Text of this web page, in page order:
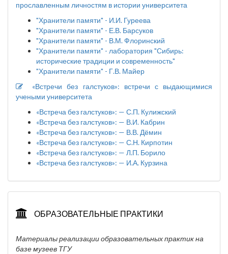
прославленным личностям в истории университета
"Хранители памяти" - И.И. Гуреева
"Хранители памяти" - Е.В. Барсуков
"Хранители памяти" - В.М. Флоринский
"Хранители памяти" - лаборатория "Сибирь:
исторические традиции и современность"
"Хранители памяти" - Г.В. Майер
«Встречи без галстуков»: встречи с выдающимися
учеными университета
«Встреча без галстуков»: — С.П. Кулижский
«Встреча без галстуков»: — В.И. Кабрин
«Встреча без галстуков»: — В.В. Дёмин
«Встреча без галстуков»: — С.Н. Кирпотин
«Встреча без галстуков»: — Л.П. Борило
«Встреча без галстуков»: — И.А. Курзина
ОБРАЗОВАТЕЛЬНЫЕ ПРАКТИКИ
Материалы реализации образовательных практик на
базе музеев ТГУ